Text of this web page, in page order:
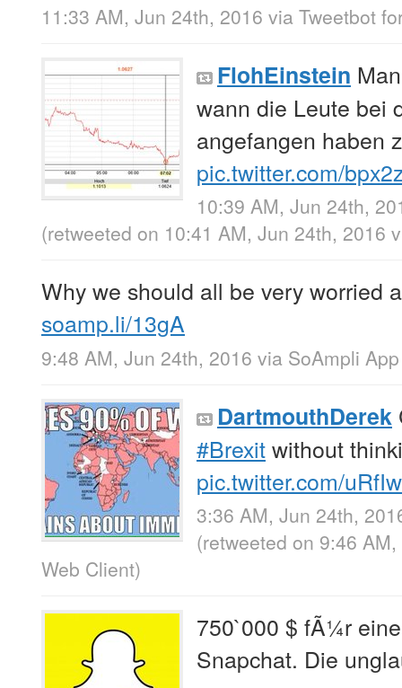
11:33 AM, Jun 24th, 2016 via Tweetbot
FlohEinstein
wann die Leute bei
angefangen haben
pic.twitter.com/
10:39 AM, Jun 24th,
(retweeted on 10:41 AM, Jun 24th, 2016
Why we should all be very worried
soamp.li/13gA
9:48 AM, Jun 24th, 2016 via SoAmpli App
DartmouthDerek
#Brexitwithout
pic.twitter.com/
3:36 AM, Jun 24th,
(retweeted on 9:46
Web Client)
750`000 $ fÃ¼r
Snapchat. Die